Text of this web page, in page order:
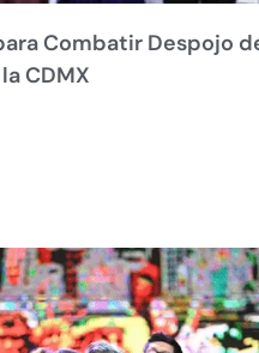
Combatir Despojo
CDMX